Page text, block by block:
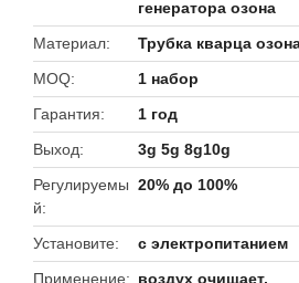
генератора озона
Материал
Трубка кварца
MOQ
1 набор
Гарантия
1 год
Выход
3g 5g 8g10g
Регулируемы
й
20% до 100%
Установите
с электропитанием
Применение
воздух очищает,